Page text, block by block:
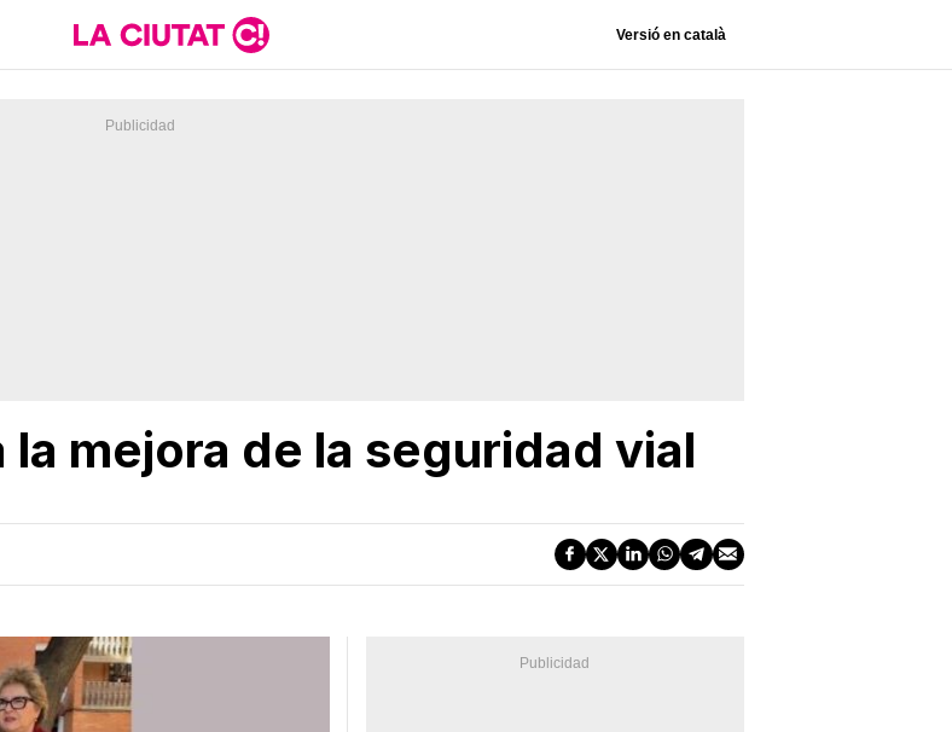
Versió en català
mejora de la seguridad vial